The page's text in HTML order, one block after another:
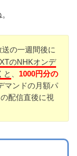
の一週間後に
のNHKオンデ
と
1000円分の
マンドの月額パ
配信直後に視